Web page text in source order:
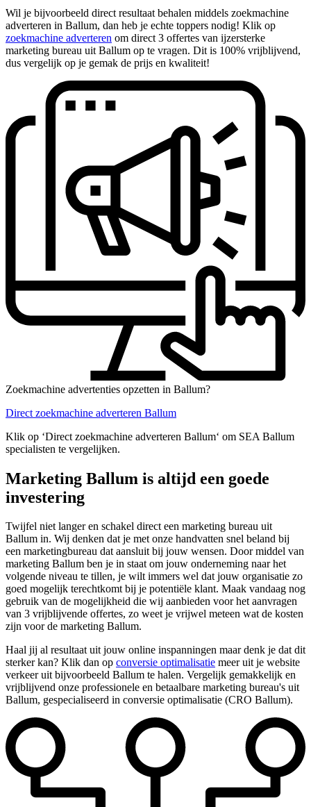
Wil je bijvoorbeeld direct resultaat behalen middels zoekmachine
adverteren in Ballum, dan heb je echte toppers nodig! Klik op
zoekmachine adverteren om direct 3 offertes van ijzersterke
marketing bureau uit Ballum op te vragen. Dit is 100% vrijblijvend,
dus vergelijk op je gemak de prijs en kwaliteit!
Zoekmachine advertenties opzetten in Ballum?
Direct zoekmachine adverteren Ballum
Klik op ‘Direct zoekmachine adverteren Ballum‘ om SEA Ballum
specialisten te vergelijken.
Marketing Ballum is altijd een goede
investering
Twijfel niet langer en schakel direct een marketing bureau uit
Ballum in. Wij denken dat je met onze handvatten snel beland bij
een marketingbureau dat aansluit bij jouw wensen. Door middel van
marketing Ballum ben je in staat om jouw onderneming naar het
volgende niveau te tillen, je wilt immers wel dat jouw organisatie zo
goed mogelijk terechtkomt bij je potentiële klant. Maak vandaag nog
gebruik van de mogelijkheid die wij aanbieden voor het aanvragen
van 3 vrijblijvende offertes, zo weet je vrijwel meteen wat de kosten
zijn voor de marketing Ballum.
Haal jij al resultaat uit jouw online inspanningen maar denk je dat dit
sterker kan? Klik dan op conversie optimalisatie meer uit je website
verkeer uit bijvoorbeeld Ballum te halen. Vergelijk gemakkelijk en
vrijblijvend onze professionele en betaalbare marketing bureau's uit
Ballum, gespecialiseerd in conversie optimalisatie (CRO Ballum).